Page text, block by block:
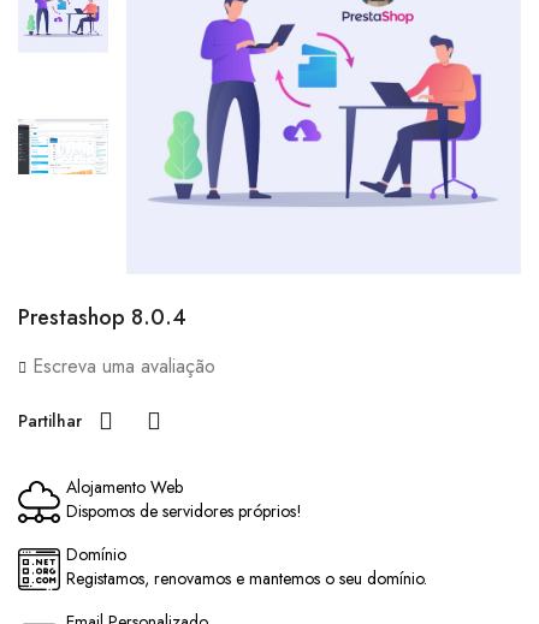
Prestashop 8.0.4
Escreva uma avaliação
Partilhar
Alojamento Web
Dispomos de servidores próprios!
Domínio
Registamos, renovamos e mantemos o seu domínio.